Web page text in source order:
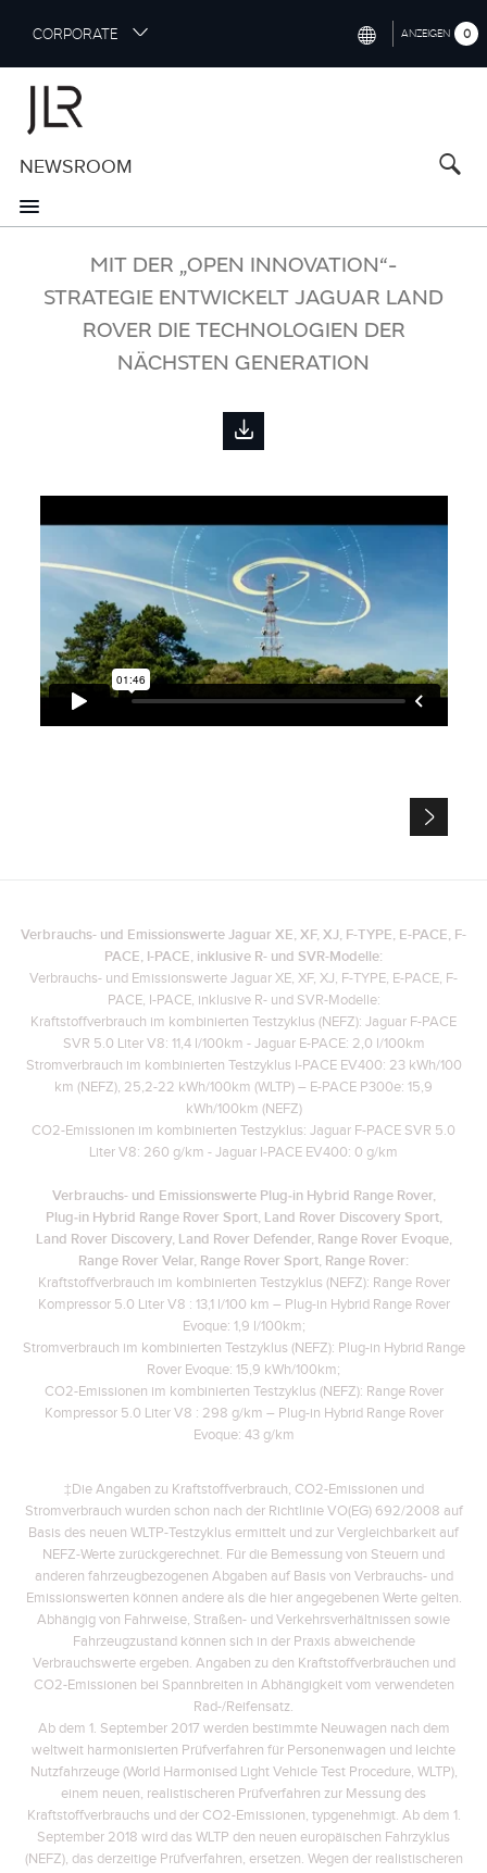
i
m
CORPORATE
SPAIN (ESPAÑOL)
ITALY (ITALIANO)
ANZEIGEN 0
NEWSROOM
MIT DER „OPEN INNOVATION“-
STRATEGIE ENTWICKELT JAGUAR LAND
ROVER DIE TECHNOLOGIEN DER
NÄCHSTEN GENERATION
Verbrauchs- und Emissionswerte Jaguar XE, XF, XJ, F-TYPE, E-PACE, F-
PACE, I-PACE, inklusive R- und SVR-Modelle:
Verbrauchs- und Emissionswerte Jaguar XE, XF, XJ, F-TYPE, E-PACE, F-
PACE, I-PACE, inklusive R- und SVR-Modelle:
Kraftstoffverbrauch im kombinierten Testzyklus (NEFZ): Jaguar F-PACE
SVR 5.0 Liter V8: 11,4 l/100km - Jaguar E-PACE: 2,0 l/100km
Stromverbrauch im kombinierten Testzyklus I-PACE EV400: 23 kWh/100
km (NEFZ), 25,2-22 kWh/100km (WLTP) – E-PACE P300e: 15,9
kWh/100km (NEFZ)
CO2-Emissionen im kombinierten Testzyklus: Jaguar F-PACE SVR 5.0
Liter V8: 260 g/km - Jaguar I-PACE EV400: 0 g/km
Verbrauchs- und Emissionswerte Plug‑in Hybrid Range Rover,
Plug‑in Hybrid Range Rover Sport, Land Rover Discovery Sport,
Land Rover Discovery, Land Rover Defender, Range Rover Evoque,
Range Rover Velar, Range Rover Sport, Range Rover:
Kraftstoffverbrauch im kombinierten Testzyklus (NEFZ): Range Rover
Kompressor 5.0 Liter V8 : 13,1 l/100 km – Plug-in Hybrid Range Rover
Evoque: 1,9 l/100km;
Stromverbrauch im kombinierten Testzyklus (NEFZ): Plug-in Hybrid Range
Rover Evoque: 15,9 kWh/100km;
CO2-Emissionen im kombinierten Testzyklus (NEFZ): Range Rover
Kompressor 5.0 Liter V8 : 298 g/km – Plug-in Hybrid Range Rover
Evoque: 43 g/km
‡Die Angaben zu Kraftstoffverbrauch, CO2-Emissionen und
Stromverbrauch wurden schon nach der Richtlinie VO(EG) 692/2008 auf
Basis des neuen WLTP-Testzyklus ermittelt und zur Vergleichbarkeit auf
NEFZ-Werte zurückgerechnet. Für die Bemessung von Steuern und
anderen fahrzeugbezogenen Abgaben auf Basis von Verbrauchs- und
Emissionswerten können andere als die hier angegebenen Werte gelten.
Abhängig von Fahrweise, Straßen- und Verkehrsverhältnissen sowie
Fahrzeugzustand können sich in der Praxis abweichende
Verbrauchswerte ergeben. Angaben zu den Kraftstoffverbräuchen und
CO2-Emissionen bei Spannbreiten in Abhängigkeit vom verwendeten
Rad-/Reifensatz.
Ab dem 1. September 2017 werden bestimmte Neuwagen nach dem
weltweit harmonisierten Prüfverfahren für Personenwagen und leichte
Nutzfahrzeuge (World Harmonised Light Vehicle Test Procedure, WLTP),
einem neuen, realistischeren Prüfverfahren zur Messung des
Kraftstoffverbrauchs und der CO2-Emissionen, typgenehmigt. Ab dem 1.
September 2018 wird das WLTP den neuen europäischen Fahrzyklus
(NEFZ), das derzeitige Prüfverfahren, ersetzen. Wegen der realistischeren